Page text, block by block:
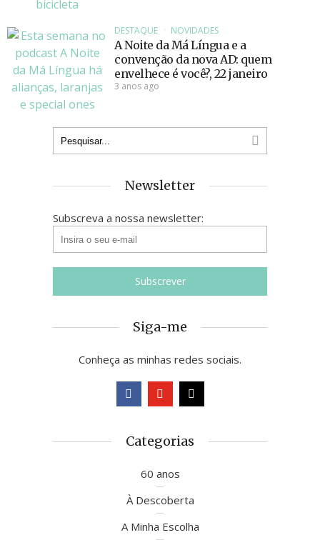
DESTAQUE NOVIDADES
A Noite da Má Língua e a
convenção da nova AD: quem
envelhece é você?, 22 janeiro
3 anos ago
Newsletter
Subscreva a nossa newsletter:
Siga-me
Conheça as minhas redes sociais.
Categorias
60 anos
À Descoberta
A Minha Escolha